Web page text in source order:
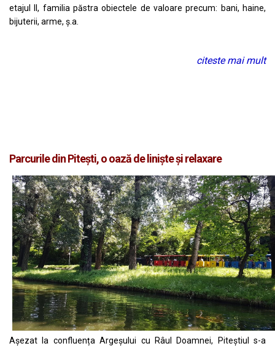
etajul II, familia păstra obiectele de valoare precum: bani, haine,
bijuterii, arme, ș.a.
citeste mai mult
Parcurile din Pitești, o oază de liniște și relaxare
Așezat la confluența Argeșului cu Râul Doamnei, Piteștiul s-a